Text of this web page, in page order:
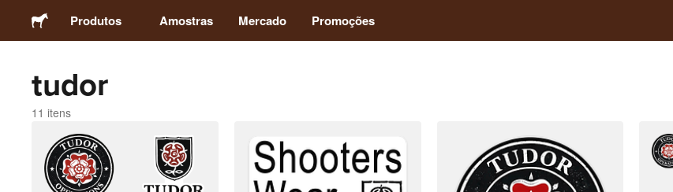
Produtos
Adesivos
Ímãs
Amostras Mercado Promoções
tudor
11 itens